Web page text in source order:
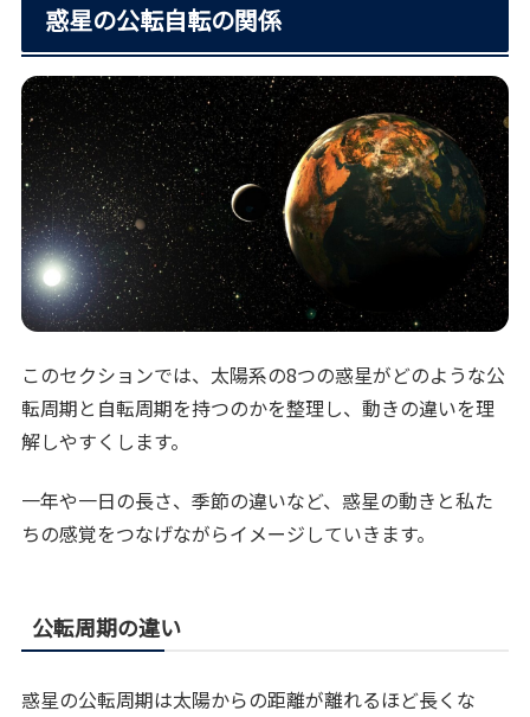
惑星の公転自転の関係
このセクションでは、太陽系の8つの惑星がどのような公
転周期と自転周期を持つのかを整理し、動きの違いを理
解しやすくします。
一年や一日の長さ、季節の違いなど、惑星の動きと私た
ちの感覚をつなげながらイメージしていきます。
公転周期の違い
惑星の公転周期は太陽からの距離が離れるほど長くな